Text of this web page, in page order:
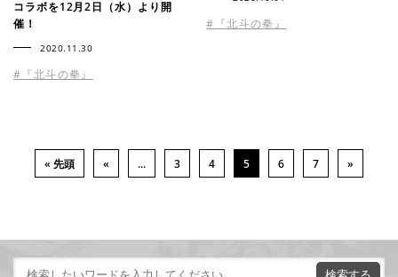
コラボを12月2日（水）より開
催！
2020.11.30
#『北斗の拳』
#『北斗の拳』
« 先頭 « ... 3 4 5 6 7 »